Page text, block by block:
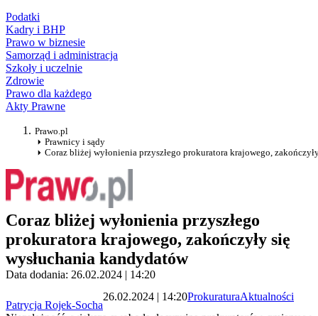
Podatki
Kadry i BHP
Prawo w biznesie
Samorząd i administracja
Szkoły i uczelnie
Zdrowie
Prawo dla każdego
Akty Prawne
Prawo.pl
Prawnicy i sądy
Coraz bliżej wyłonienia przyszłego prokuratora krajowego,
Coraz bliżej wyłonienia przyszłego
prokuratora krajowego, zakończyły się
wysłuchania kandydatów
Data dodania: 26.02.2024 | 14:20
Patrycja Rojek-Socha
26.02.2024 | 14:20ProkuraturaAktualności